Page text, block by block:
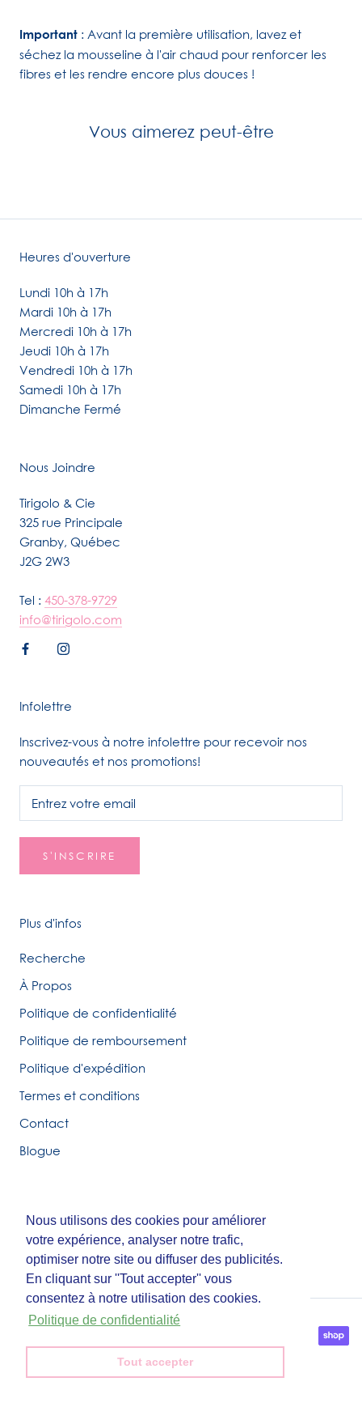
Nous utilisons des cookies pour améliorer
votre expérience, analyser notre trafic,
optimiser notre site ou diffuser des publicités.
En cliquant sur ''Tout accepter'' vous
consentez à notre utilisation des cookies.
Politique de confidentialité
Tout accepter
Nous utilisons des cookies pour améliorer
votre expérience, analyser notre trafic,
optimiser notre site ou diffuser des publicités.
En cliquant sur ''Tout accepter'' vous
consentez à notre utilisation des cookies.
Politique de confidentialité
Tout accepter
Important : Avant la première utilisation, lavez et
séchez la mousseline à l'air chaud pour renforcer les
fibres et les rendre encore plus douces !
Vous aimerez peut-être
Heures d'ouverture
Lundi 10h à 17h
Mardi 10h à 17h
Mercredi 10h à 17h
Jeudi 10h à 17h
Vendredi 10h à 17h
Samedi 10h à 17h
Dimanche Fermé
Nous Joindre
Tirigolo & Cie
325 rue Principale
Granby, Québec
J2G 2W3
Tel : 450-378-9729
info@tirigolo.com
Infolettre
Inscrivez-vous à notre infolettre pour recevoir nos
nouveautés et nos promotions!
S'INSCRIRE
Plus d'infos
Recherche
À Propos
Politique de confidentialité
Politique de remboursement
Politique d'expédition
Termes et conditions
Contact
Blogue
© Tirigolo et Cie.
Fait parThird Party Studio